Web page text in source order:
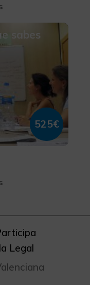
sabes
525€
Legal